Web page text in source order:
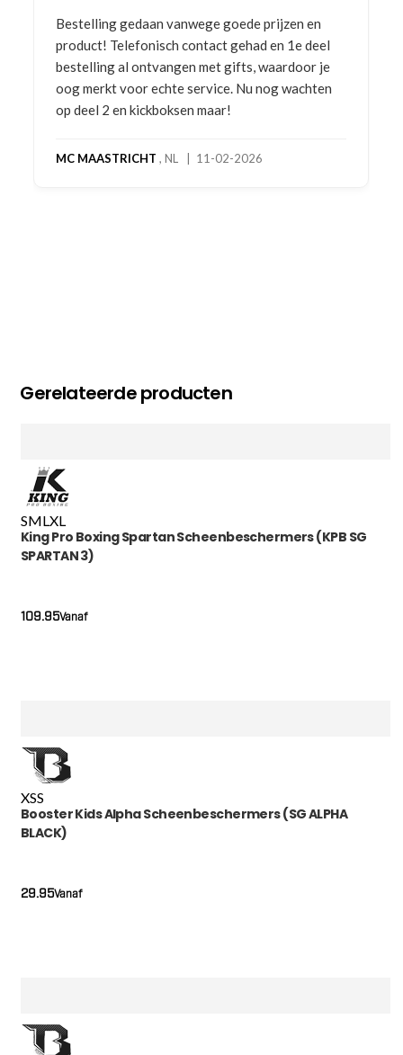
Bestelling gedaan vanwege goede prijzen en
product! Telefonisch contact gehad en 1e deel
bestelling al ontvangen met gifts, waardoor je
oog merkt voor echte service. Nu nog wachten
op deel 2 en kickboksen maar!
MC MAASTRICHT , NL | 11-02-2026
Gerelateerde producten
SML XL
King Pro Boxing Spartan Scheenbeschermers (KPB SG
SPARTAN 3)
Vanaf
109.95
XSS
Booster Kids Alpha Scheenbeschermers (SG ALPHA
BLACK)
Vanaf
29.95